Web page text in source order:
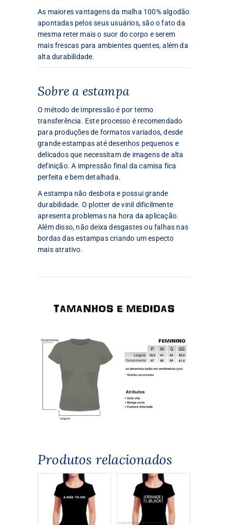
As maiores vantagens da malha 100% algodão
apontadas pelos seus usuários, são o fato da
mesma reter mais o suor do corpo e serem
mais frescas para ambientes quentes, além da
alta durabilidade.
Sobre a estampa
O método de impressão é por termo
transferência. Este processo é recomendado
para produções de formatos variados, desde
grande estampas até desenhos pequenos e
delicados que necessitam de imagens de alta
definição. A impressão final da camisa fica
perfeita e bem detalhada.
A estampa não desbota e possui grande
durabilidade. O plotter de vinil dificilmente
apresenta problemas na hora da aplicação.
Além disso, não deixa desgastes ou falhas nas
bordas das estampas criando um especto
mais atrativo.
Produtos relacionados